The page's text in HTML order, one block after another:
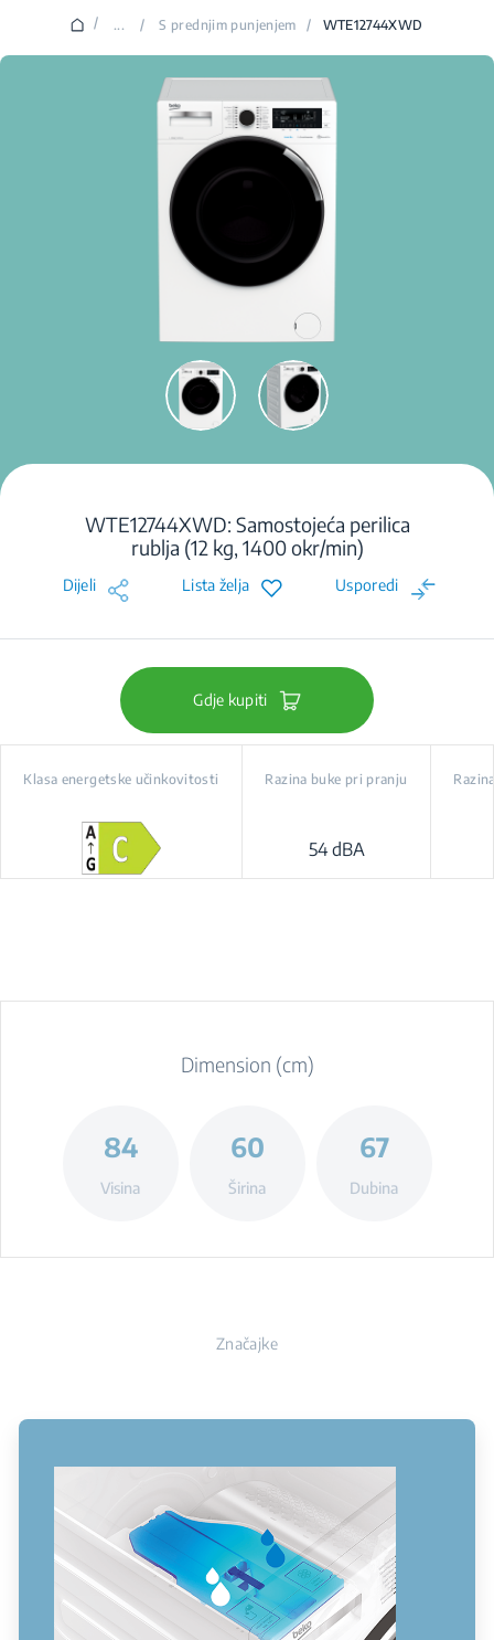
/ ... / S prednjim punjenjem / WTE12744XWD
WTE12744XWD: Samostojeća perilica
rublja (12 kg, 1400 okr/min)
Dijeli Lista želja Usporedi
Gdje kupiti
Klasa energetske učinkovitosti Razina buke pri pranju
54 dBA
Dimension (cm)
84
Visina
60
Širina
67
Dubina
Značajke